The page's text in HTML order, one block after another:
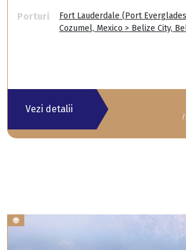
Porturi
Fort Lauderdale (Port
Cozumel, Mexico > Belize City,
Vezi detalii
/